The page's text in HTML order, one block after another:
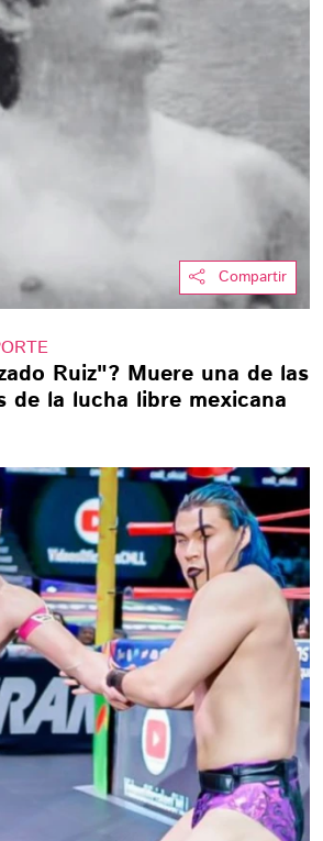
Compartir
Ruiz"? Muere una de las
de la lucha libre mexicana